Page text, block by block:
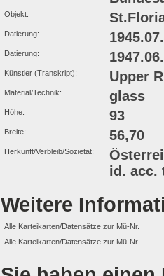
Objekt:
Datierung:
Datierung:
Künstler (Transkript): Upper
Material/Technik: glass
Höhe: 93
Breite: 56,70
Herkunft/Verbleib/Sozietät:
id. acc.
Weitere
Alle Karteikarten/Datensätze zur Mü-Nr.
Alle Karteikarten/Datensätze zur Mü-Nr.